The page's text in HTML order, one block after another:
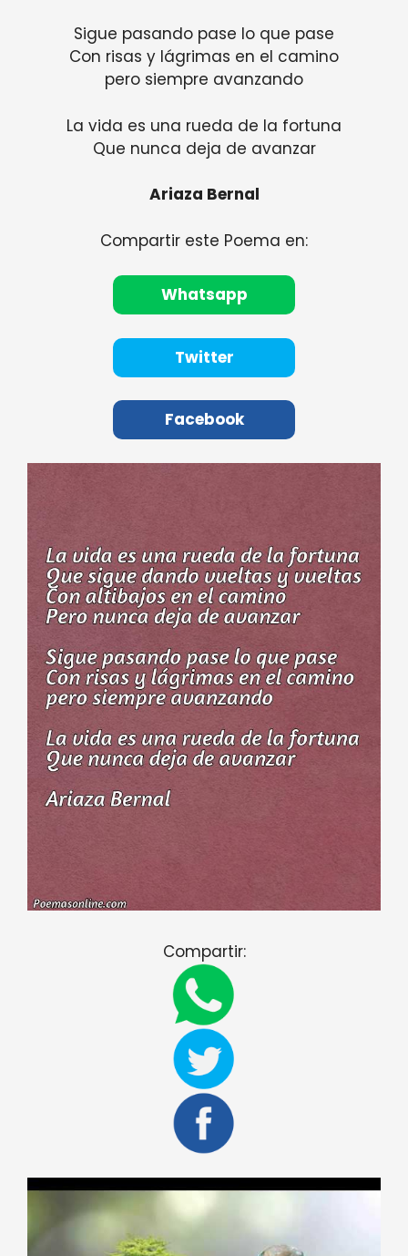
Sigue pasando pase lo que pase
Con risas y lágrimas en el camino
pero siempre avanzando
La vida es una rueda de la fortuna
Que nunca deja de avanzar
Ariaza Bernal
Compartir este Poema en:
Whatsapp
Twitter
Facebook
Compartir: